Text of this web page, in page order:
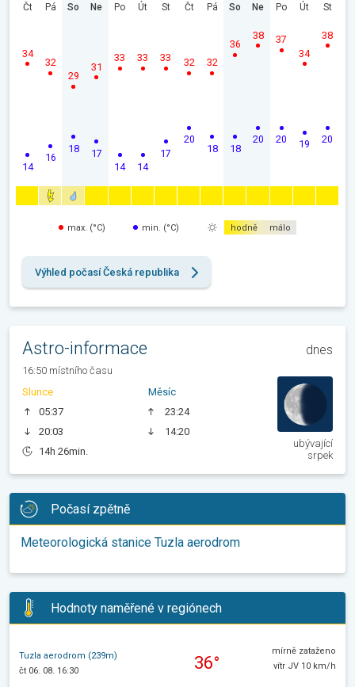
Čt
14
34
Pá
16
32
So
18
29
Ne
17
31
Po
14
33
Út
14
33
St
17
33
Čt
20
32
Pá
18
32
So
18
36
Ne
20
38
Po
20
37
Út
19
34
St
20
38
max. (°C) min. (°C) hodně málo
Výhled počasí Česká republika
Astro-informace dnes
16:50 místního času
Slunce
05:37
20:03
14h 26min.
Měsíc
23:24
14:20
ubývající
srpek
Počasí zpětně
Meteorologická stanice Tuzla aerodrom
Hodnoty naměřené v regiónech
Tuzla aerodrom (239m)
čt 06. 08. 16:30
36°
mírně zataženo
vítr JV 10 km/h